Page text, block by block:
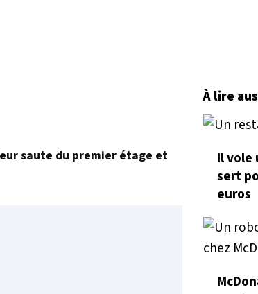
saute du premier étage et
À lire
Il vole
sert
euros